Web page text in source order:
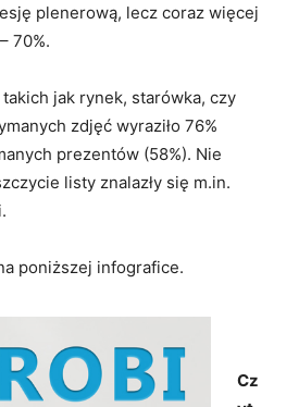
plenerową, lecz coraz więcej
70%.
jak rynek, starówka, czy
zdjęć wyraziło 76%
prezentów (58%). Nie
listy znalazły się m.in.
poniższej infografice.
Cz